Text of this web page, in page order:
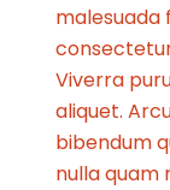
malesuada
Viverra
aliquet.
bibendum
nulla quam